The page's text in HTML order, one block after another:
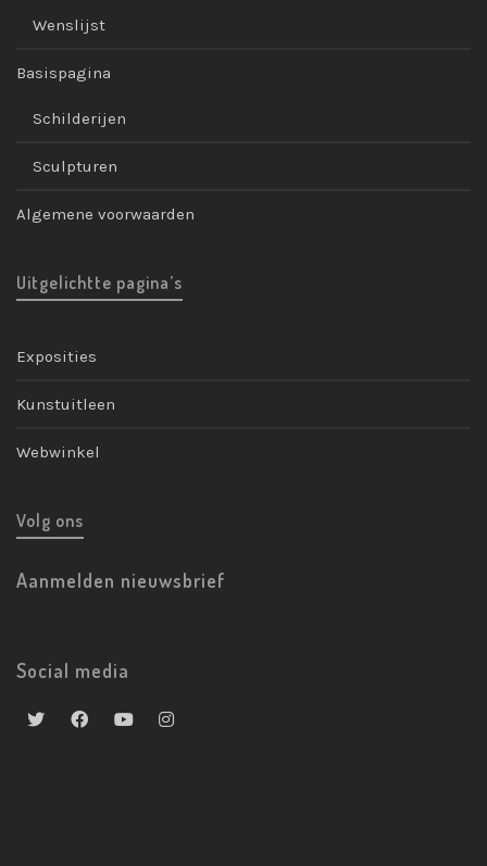
Wenslijst
Basispagina
Schilderijen
Sculpturen
Algemene voorwaarden
Uitgelichtte pagina’s
Exposities
Kunstuitleen
Webwinkel
Volg ons
Aanmelden nieuwsbrief
Social media